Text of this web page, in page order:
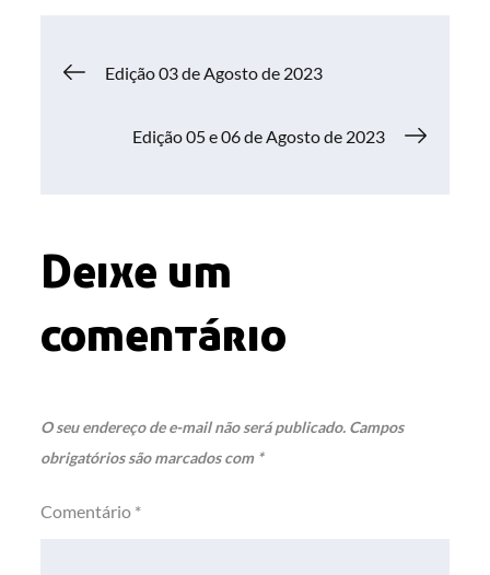
Navegação
Edição 03 de Agosto de 2023
Edição 05 e 06 de Agosto de 2023
Deixe um
comentário
O seu endereço de e-mail não será publicado. Campos
obrigatórios são marcados com *
Comentário *